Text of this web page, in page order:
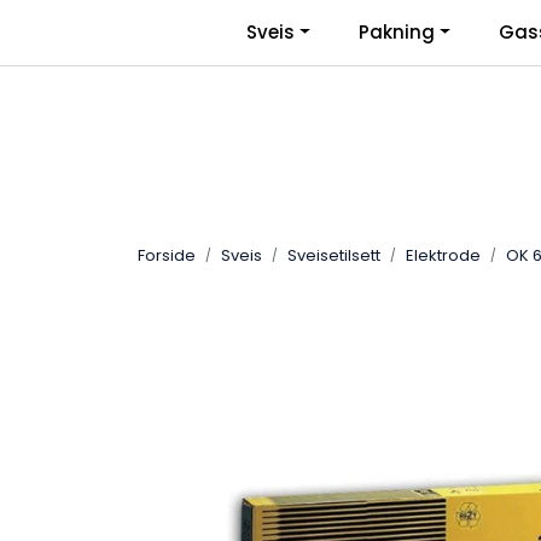
| Bli Bedriftskunde
Sveis Pakning
Forside Sveis Sveisetilsett Elektrode OK